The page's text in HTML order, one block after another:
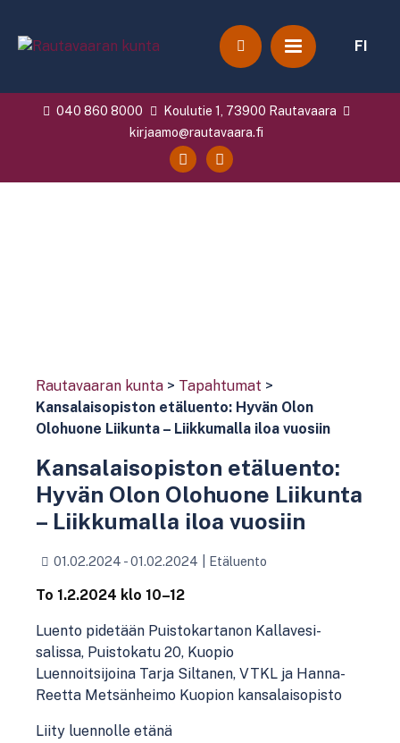
FI
040 860 8000
Koulutie 1, 73900 Rautavaara
kirjaamo@rautavaara.fi
Rautavaaran kunta > Tapahtumat >
Kansalaisopiston etäluento: Hyvän Olon
Olohuone Liikunta – Liikkumalla iloa vuosiin
Kansalaisopiston etäluento:
Hyvän Olon Olohuone Liikunta
– Liikkumalla iloa vuosiin
01.02.2024 - 01.02.2024 Etäluento
To 1.2.2024 klo 10–12
Luento pidetään Puistokartanon Kallavesi-
salissa, Puistokatu 20, Kuopio
Luennoitsijoina Tarja Siltanen, VTKL ja Hanna-
Reetta Metsänheimo Kuopion kansalaisopisto
Liity luennolle etänä